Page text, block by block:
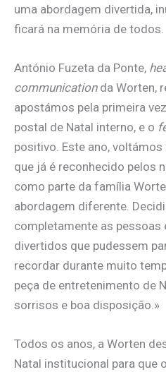
uma abordagem divertida,
ficará na memória de todos.
António Fuzeta da Ponte,
communicationda Worten,
apostámos pela primeira
postal de Natal interno, e o
positivo. Este ano,
que já é reconhecido pelos
como parte da família
abordagem diferente.
completamente as pessoas
divertidos que pudessem
recordar durante muito
peça de entretenimento de
sorrisos e boa disposição.»
Todos os anos, a Worten
Natal institucional para que